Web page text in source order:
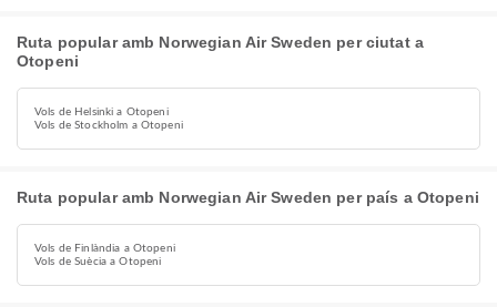
Ruta popular amb Norwegian Air Sweden per ciutat a
Otopeni
Vols de Helsinki a Otopeni
Vols de Stockholm a Otopeni
Ruta popular amb Norwegian Air Sweden per país a Otopeni
Vols de Finlàndia a Otopeni
Vols de Suècia a Otopeni